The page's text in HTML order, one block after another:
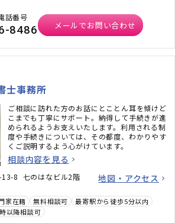
話番号
8486 メールでお問い合わせ
士事務所
ご相談に訪れた方のお話にとことん耳を傾けど
こまでも丁寧にサポート。納得して手続きが進
められるようお支えいたします。利用される制
度や手続きについては、その都度、わかりやす
くご説明するよう心がけています。
相談内容を見る
13-8 七のはなビル2階 地図・アクセス
家在籍 無料相談可
最寄駅から徒歩5分以内
以降相談可